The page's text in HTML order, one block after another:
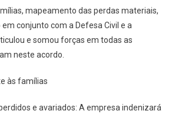
mapeamento das perdas materiais,
conjunto com a Defesa Civil e a
e somou forças em todas as
neste acordo.
às famílias
e avariados: A empresa indenizará